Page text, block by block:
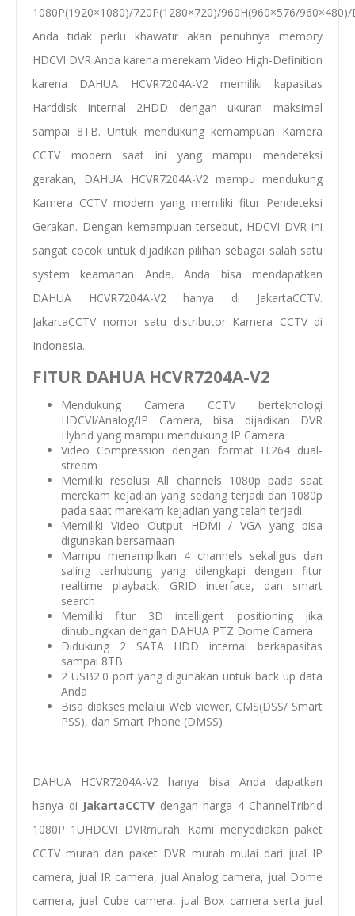
1080P(1920×1080)/720P(1280×720)/960H(960×576/
Anda tidak perlu khawatir akan penuhnya memory
HDCVI DVR Anda karena merekam Video High-Definition
karena DAHUA HCVR7204A-V2 memiliki kapasitas
Harddisk internal 2HDD dengan ukuran maksimal
sampai 8TB. Untuk mendukung kemampuan Kamera
CCTV modern saat ini yang mampu mendeteksi
gerakan, DAHUA HCVR7204A-V2 mampu mendukung
Kamera CCTV modern yang memiliki fitur Pendeteksi
Gerakan. Dengan kemampuan tersebut, HDCVI DVR ini
sangat cocok untuk dijadikan pilihan sebagai salah satu
system keamanan Anda. Anda bisa mendapatkan
DAHUA HCVR7204A-V2 hanya di JakartaCCTV.
JakartaCCTV nomor satu distributor Kamera CCTV di
Indonesia.
FITUR DAHUA HCVR7204A-V2
Mendukung Camera CCTV berteknologi
HDCVI/Analog/IP Camera, bisa dijadikan DVR
Hybrid yang mampu mendukung IP Camera
Video Compression dengan format H.264 dual-
stream
Memiliki resolusi All channels 1080p pada saat
merekam kejadian yang sedang terjadi dan 1080p
pada saat marekam kejadian yang telah terjadi
Memiliki Video Output HDMI / VGA yang bisa
digunakan bersamaan
Mampu menampilkan 4 channels sekaligus dan
saling terhubung yang dilengkapi dengan fitur
realtime playback, GRID interface, dan smart
search
Memiliki fitur 3D intelligent positioning jika
dihubungkan dengan DAHUA PTZ Dome Camera
Didukung 2 SATA HDD internal berkapasitas
sampai 8TB
2 USB2.0 port yang digunakan untuk back up data
Anda
Bisa diakses melalui Web viewer, CMS(DSS/ Smart
PSS), dan Smart Phone (DMSS)
DAHUA HCVR7204A-V2 hanya bisa Anda dapatkan
hanya di JakartaCCTV dengan harga 4 ChannelTribrid
1080P 1UHDCVI DVRmurah. Kami menyediakanpaket
CCTV murah danpaket DVR murah mulai dari jual IP
camera, jual IR camera, jual Analog camera, jual Dome
camera, jual Cube camera, jual Box camera serta jual